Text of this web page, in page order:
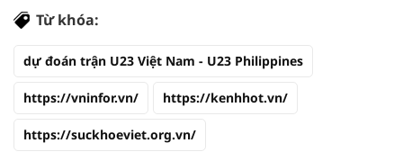
Từ khóa:
dự đoán trận U23 Việt Nam - U23 Philippines
https://vninfor.vn/ https://kenhhot.vn/
https://suckhoeviet.org.vn/